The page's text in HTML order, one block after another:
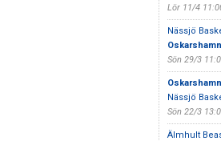
Lör 11/4
Nässjö
Sön 29/3
Nässjö
Sön 22/3
Älmhult